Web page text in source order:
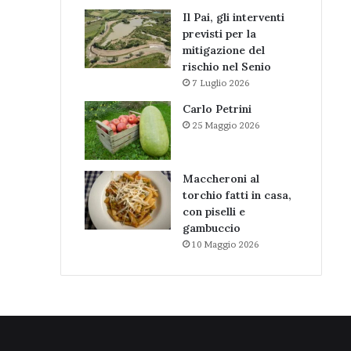
Il Pai, gli interventi
previsti per la
mitigazione del
rischio nel Senio
7 Luglio 2026
Carlo Petrini
25 Maggio 2026
Maccheroni al
torchio fatti in casa,
con piselli e
gambuccio
10 Maggio 2026